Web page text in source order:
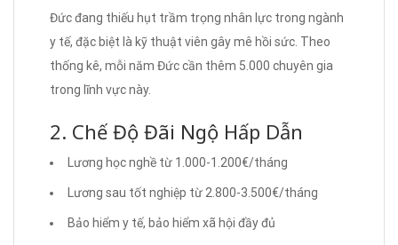
Đức đang thiếu hụt trầm trọng nhân lực trong ngành
y tế, đặc biệt là kỹ thuật viên gây mê hồi sức. Theo
thống kê, mỗi năm Đức cần thêm 5.000 chuyên gia
trong lĩnh vực này.
2. Chế Độ Đãi Ngộ Hấp Dẫn
Lương học nghề từ 1.000-1.200€/tháng
Lương sau tốt nghiệp từ 2.800-3.500€/tháng
Bảo hiểm y tế, bảo hiểm xã hội đầy đủ